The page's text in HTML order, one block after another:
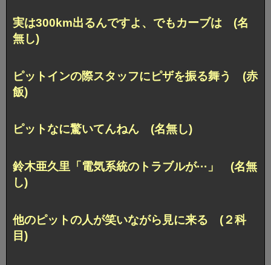
実は300km出るんですよ、でもカーブは (名
無し)
ピットインの際スタッフにピザを振る舞う (赤
飯)
ピットなに驚いてんねん (名無し)
鈴木亜久里「電気系統のトラブルが···」 (名無
し)
他のピットの人が笑いながら見に来る (２科
目)